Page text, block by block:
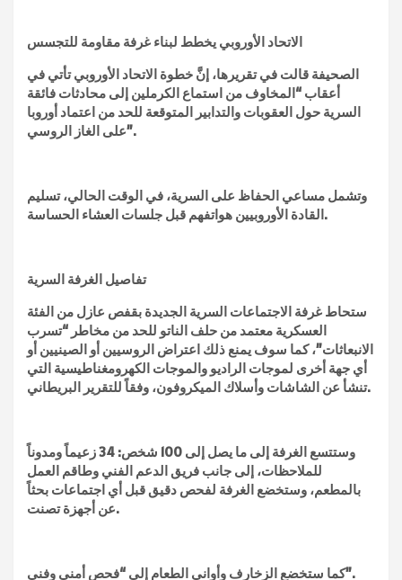
الاتحاد الأوروبي يخطط لبناء غرفة مقاومة للتجسس
الصحيفة قالت في تقريرها، إنَّ خطوة الاتحاد الأوروبي تأتي في
أعقاب “المخاوف من استماع الكرملين إلى محادثات فائقة
السرية حول العقوبات والتدابير المتوقعة للحد من اعتماد أوروبا
على الغاز الروسي”.
وتشمل مساعي الحفاظ على السرية، في الوقت الحالي، تسليم
القادة الأوروبيين هواتفهم قبل جلسات العشاء الحساسة.
تفاصيل الغرفة السرية
ستحاط غرفة الاجتماعات السرية الجديدة بقفص عازل من الفئة
العسكرية معتمد من حلف الناتو للحد من مخاطر “تسرب
الانبعاثات”، كما سوف يمنع ذلك اعتراض الروسيين أو الصينيين أو
أي جهة أخرى لموجات الراديو والموجات الكهرومغناطيسية التي
تنشأ عن الشاشات وأسلاك الميكروفون، وفقاً للتقرير البريطاني.
وستتسع الغرفة إلى ما يصل إلى 100 شخص: 34 زعيماً ومدوناً
للملاحظات، إلى جانب فريق الدعم الفني وطاقم العمل
بالمطعم، وستخضع الغرفة لفحص دقيق قبل أي اجتماعات بحثاً
عن أجهزة تصنت.
كما ستخضع الزخارف وأواني الطعام إلى “فحص أمني وفني”.